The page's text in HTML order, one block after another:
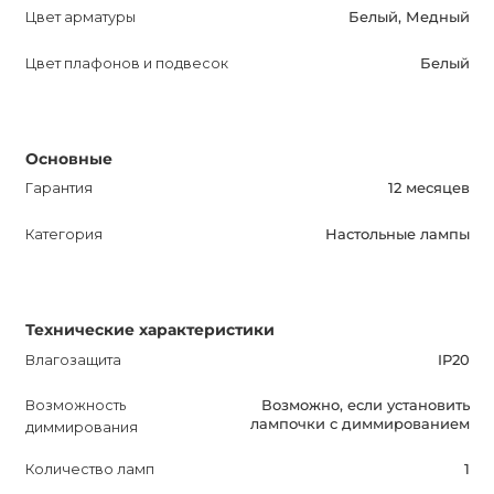
элегантной и стильной лампы. Благодаря уникальному
сочетанию материалов и привлекательному дизайну,
Цвет арматуры Белый, Медный
Цвет плафонов и подвесок Белый
Основные
Гарантия 12 месяцев
Категория Настольные лампы
Технические характеристики
Влагозащита IP20
Возможность
диммирования
Возможно, если установить
лампочки с диммированием
Количество ламп 1